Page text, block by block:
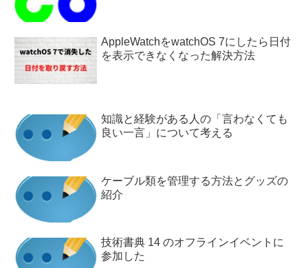
AppleWatchをwatchOS 7にしたら日付
を表示できなくなった解決方法
知識と経験がある人の「言わなくても
良い一言」について考える
ケーブル類を管理する方法とグッズの
紹介
技術書典 14 のオフラインイベントに
参加した